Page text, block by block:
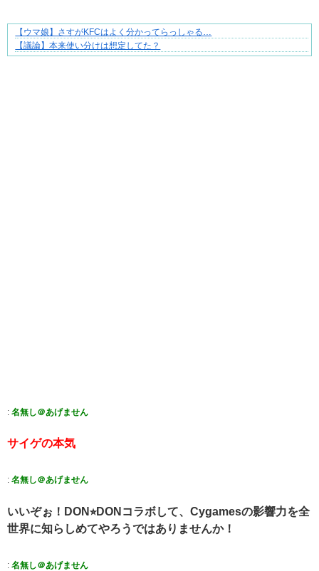
大変だけど幸せ。等身大の子育て物語。
【ウマ娘】さすがKFCはよく分かってらっしゃる…
【議論】本来使い分けは想定してた？
: 名無し＠あげません
サイゲの本気
: 名無し＠あげません
いいぞぉ！DON⭐︎DONコラボして、Cygamesの影響力を全
世界に知らしめてやろうではありませんか！
: 名無し＠あげません